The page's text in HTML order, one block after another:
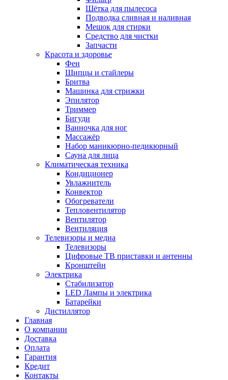
Шётка для пылесоса
Подводка сливная и наливная
Мешок для стирки
Средство для чистки
Запчасти
Красота и здоровье
Фен
Щипцы и стайлеры
Бритва
Машинка для стрижки
Эпилятор
Триммер
Бигуди
Ванночка для ног
Массажёр
Набор маникюрно-педикюрный
Сауна для лица
Климатическая техника
Кондиционер
Увлажнитель
Конвектор
Обогреватели
Тепловентилятор
Вентилятор
Вентиляция
Телевизоры и медиа
Телевизоры
Цифровые ТВ приставки и антенны
Кронштейн
Электрика
Стабилизатор
LED Лампы и электрика
Батарейки
Дистиллятор
Главная
О компании
Доставка
Оплата
Гарантия
Кредит
Контакты